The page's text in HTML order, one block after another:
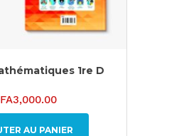
1re D
3,000.00
AU PANIER